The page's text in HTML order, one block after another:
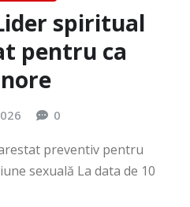
spiritual
pentru ca
0
preventiv pentru
sexuală La data de 10